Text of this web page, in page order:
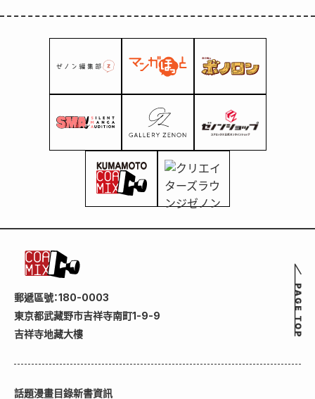
郵遞區號：180-0003
東京都武藏野市吉祥寺南町1-9-9
吉祥寺地藏大樓
話題漫畫目錄新書資訊